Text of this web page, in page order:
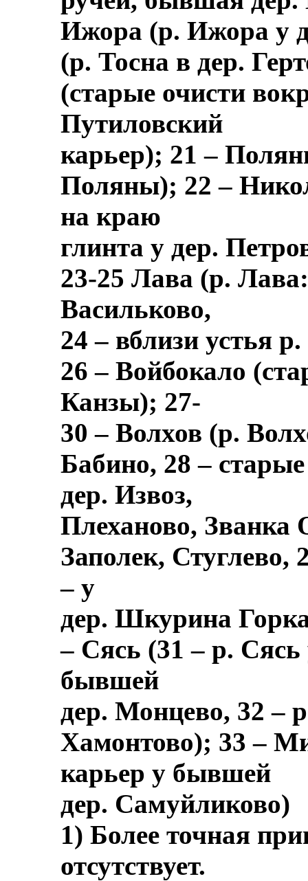
Ижора (р. Ижора у
(р. Тосна в дер.
(старые очисти
Путиловский
карьер); 21 –
Поляны); 22 –
на краю
глинта у дер.
23-25 Лава (р.
Васильково,
24 – вблизи устья
26 – Войбокало
Канзы); 27-
30 – Волхов (р.
Бабино, 28 –
дер. Извоз,
Плеханово, Званка
Заполек, Стуглево,
– у
дер. Шкурина
– Сясь (31 – р.
бывшей
дер. Монцево, 32 –
Хамонтово); 33 –
карьер у бывшей
дер. Самуйликово)
1) Более точная
отсутствует.